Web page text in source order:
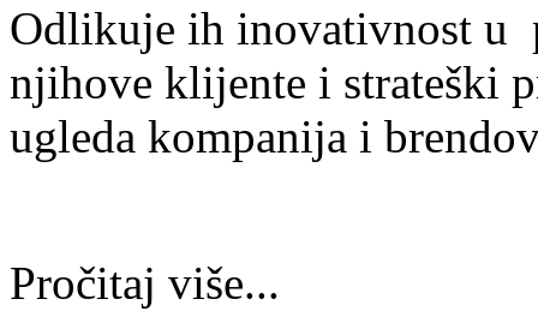
Odlikuje ih inovativnost u
njihove klijente i strateški
ugleda kompanija i
Pročitaj više...